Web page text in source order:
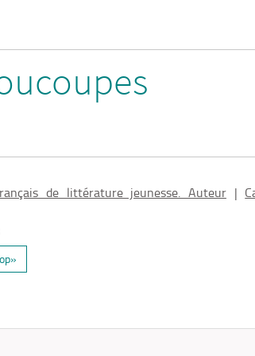
de littérature jeunesse. Auteur|